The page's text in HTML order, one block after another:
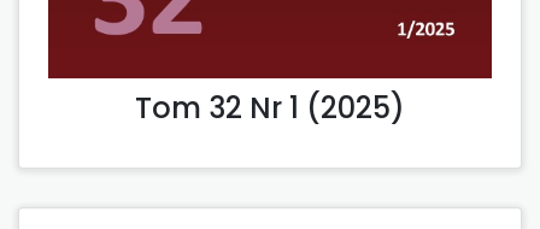
Tom 32 Nr 1 (2025)